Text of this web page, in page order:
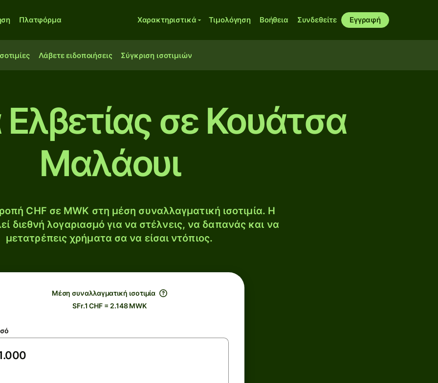
Πλατφόρμα Χαρακτηριστικά Τιμολόγηση Βοήθεια Συνδεθείτε Εγγραφή
Λάβετε ειδοποιήσεις Σύγκριση ισοτιμιών
σε Κουάτσα
Μαλάουι
CHF σε MWK στη μέση συναλλαγματική ισοτιμία. Η
διεθνή λογαριασμό για να στέλνεις, να δαπανάς και να
μετατρέπεις χρήματα σα να είσαι ντόπιος.
Μέση συναλλαγματική ισοτιμία
SFr.1 CHF = 2.148 MWK